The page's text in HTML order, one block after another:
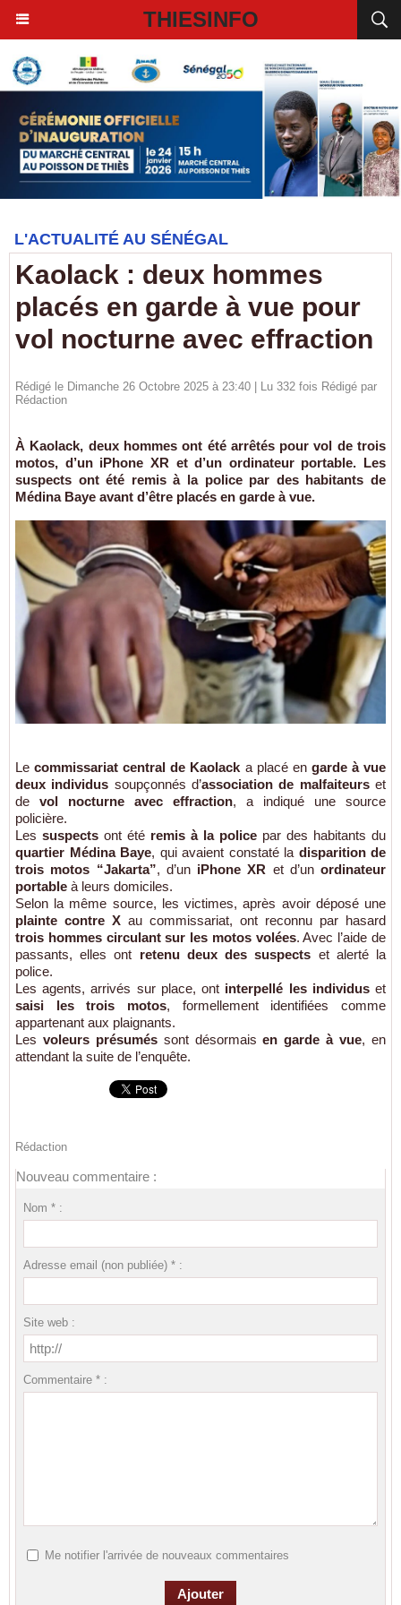
THIESINFO
L'ACTUALITÉ AU SÉNÉGAL
Kaolack : deux hommes
placés en garde à vue pour
vol nocturne avec effraction
Rédigé le Dimanche 26 Octobre 2025 à 23:40 | Lu 332 fois Rédigé par
Rédaction
À Kaolack, deux hommes ont été arrêtés pour vol de trois
motos, d’un iPhone XR et d’un ordinateur portable. Les
suspects ont été remis à la police par des habitants de
Médina Baye avant d’être placés en garde à vue.
Lecommissariat central de Kaolack a placé en garde à vue
deux individus soupçonnés d’association de malfaiteurset
de vol nocturne avec effraction, a indiqué une source
policière.
Les suspects ont été remis à la police par des habitants du
quartier Médina Baye, qui avaient constaté la disparition de
trois motos “Jakarta”, d’un iPhone XR et d’un ordinateur
portable à leurs domiciles.
Selon la même source, les victimes, après avoir déposé une
plainte contre X au commissariat, ont reconnu par hasard
trois hommes circulant sur les motos volées. Avec l’aide de
passants, elles ont retenu deux des suspects et alerté la
police.
Les agents, arrivés sur place, ont interpellé les individuset
saisi les trois motos, formellement identifiées comme
appartenant aux plaignants.
Les voleurs présuméssont désormaisen garde à vue, en
attendant la suite de l’enquête.
Rédaction
Nouveau commentaire :
Nom * :
Adresse email (non publiée) * :
Site web :
Commentaire * :
Me notifier l'arrivée de nouveaux commentaires